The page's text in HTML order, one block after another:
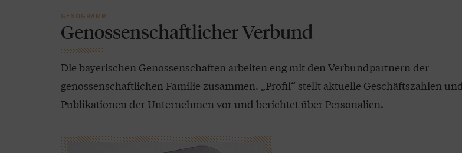
GENOGRAMM
Genossenschaftlicher Verbund
Die bayerischen Genossenschaften arbeiten eng mit den Verbundpartnern der
genossenschaftlichen Familie zusammen. „Profil“ stellt aktuelle Geschäftszahlen
Publikationen der Unternehmen vor und berichtet über Personalien.